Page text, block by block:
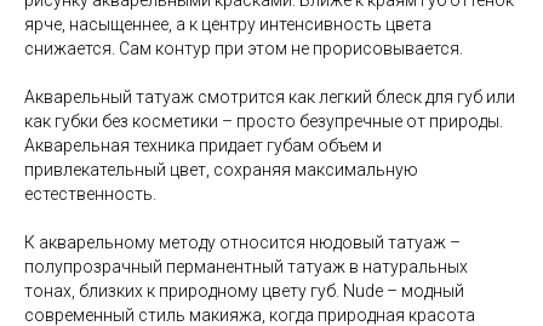
ярче, насыщеннее, а к центру интенсивность цвета
снижается. Сам контур при этом не прорисовывается.
Акварельный татуаж смотрится как легкий блеск для губ или
как губки без косметики – просто безупречные от природы.
Акварельная техника придает губам объем и
привлекательный цвет, сохраняя максимальную
естественность.
К акварельному методу относится нюдовый татуаж –
полупрозрачный перманентный татуаж в натуральных
тонах, близких к природному цвету губ. Nude – модный
современный стиль макияжа, когда природная красота